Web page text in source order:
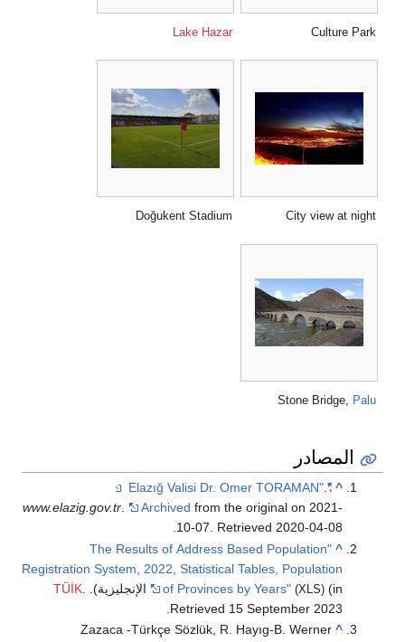
Culture Park
Lake Hazar
City view at night
Doğukent Stadium
Stone Bridge, Palu
المصادر
^
"Elazığ Valisi Dr. Omer TORAMAN"
.
www.elazig.gov.tr. Archived from the original on 2021-
10-07. Retrieved2020-04-08
.
^
"The Results of Address Based Population
Registration System, 2022, Statistical Tables, Population
of Provinces by Years" (XLS) (in الإنجليزية). TÜİK
Retrieved 15 September 2023
^
Zazaca -Türkçe Sözlük, R. Hayıg-B. Werner